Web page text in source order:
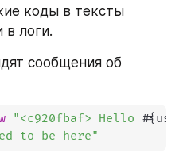
коды в тексты
в логи.
сообщения об
"<c920fbaf> Hello #{
to be here"